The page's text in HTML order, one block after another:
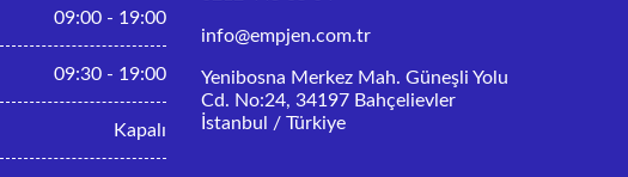
09:00 - 19:00
09:30 - 19:00
Kapalı
info@empjen.com.tr
Yenibosna Merkez Mah. Güneşli Yolu
Cd. No:24, 34197 Bahçelievler
İstanbul / Türkiye